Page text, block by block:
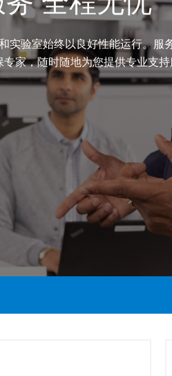
验室始终以良好性能运行。
家，随时随地为您提供专业支持